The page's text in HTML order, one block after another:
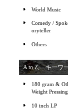
World Music
Comedy /
oryteller
Others
A to Z, キーワ
180 gram &
Weight
10 inch LP